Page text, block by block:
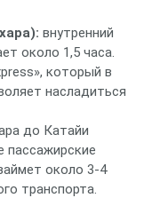
внутренний
около 1,5 часа.
который в
насладиться
до Катайи
около 3‑4
транспорта.